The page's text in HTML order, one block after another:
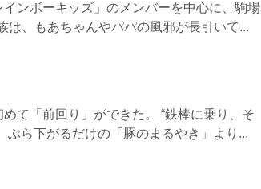
ンボーキッズ」のメンバーを中心に、駒場
は、もあちゃんやパパの風邪が長引いて...
て「前回り」ができた。 “鉄棒に乗り、そ
ぶら下がるだけの「豚のまるやき」より...